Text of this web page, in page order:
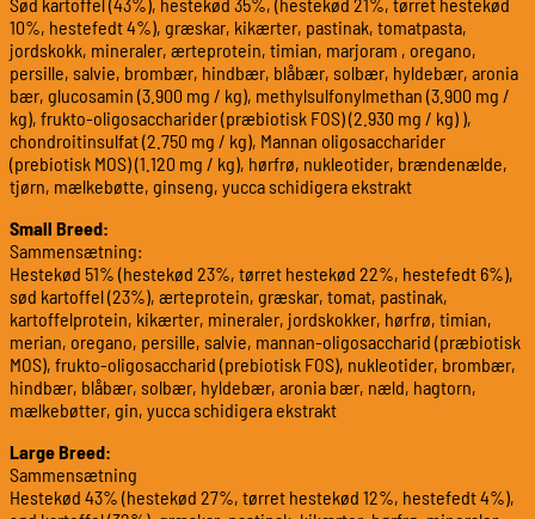
Sød kartoffel (43%), hestekød 35%, (hestekød 21%, tørret hestekød
10%, hestefedt 4%), græskar, kikærter, pastinak, tomatpasta,
jordskokk, mineraler, ærteprotein, timian, marjoram , oregano,
persille, salvie, brombær, hindbær, blåbær, solbær, hyldebær, aronia
bær, glucosamin (3.900 mg / kg), methylsulfonylmethan (3.900 mg /
kg), frukto-oligosaccharider (præbiotisk FOS) (2.930 mg / kg) ),
chondroitinsulfat (2.750 mg / kg), Mannan oligosaccharider
(prebiotisk MOS) (1.120 mg / kg), hørfrø, nukleotider, brændenælde,
tjørn, mælkebøtte, ginseng, yucca schidigera ekstrakt
Small Breed:
Sammensætning:
Hestekød 51% (hestekød 23%, tørret hestekød 22%, hestefedt 6%),
sød kartoffel (23%), ærteprotein, græskar, tomat, pastinak,
kartoffelprotein, kikærter, mineraler, jordskokker, hørfrø, timian,
merian, oregano, persille, salvie, mannan-oligosaccharid (præbiotisk
MOS), frukto-oligosaccharid (prebiotisk FOS), nukleotider, brombær,
hindbær, blåbær, solbær, hyldebær, aronia bær, næld, hagtorn,
mælkebøtter, gin, yucca schidigera ekstrakt
Large Breed:
Sammensætning
Hestekød 43% (hestekød 27%, tørret hestekød 12%, hestefedt 4%),